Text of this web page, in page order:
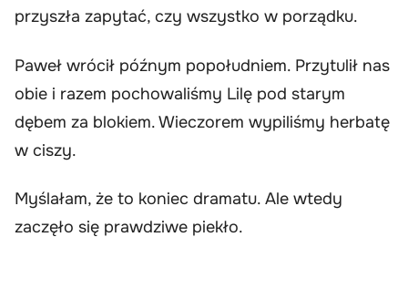
przyszła zapytać, czy wszystko w porządku.
Paweł wrócił późnym popołudniem. Przytulił nas
obie i razem pochowaliśmy Lilę pod starym
dębem za blokiem. Wieczorem wypiliśmy herbatę
w ciszy.
Myślałam, że to koniec dramatu. Ale wtedy
zaczęło się prawdziwe piekło.